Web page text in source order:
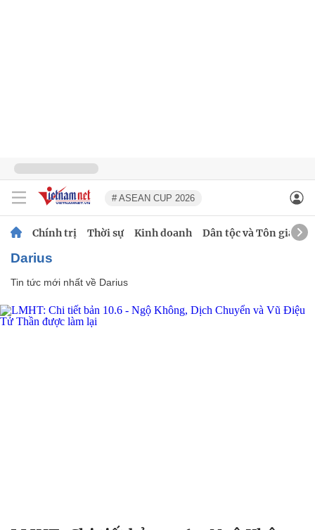
# ASEAN CUP 2026
Chính trị Thời sự Kinh doanh Dân tộc và Tôn giáo
Darius
Tin tức mới nhất về Darius